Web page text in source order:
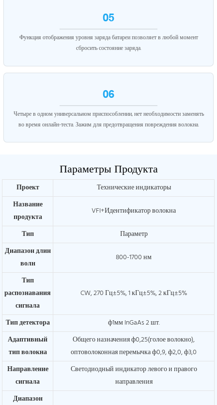
05
Функция отображения уровня заряда батареи позволяет в любой момент
сбросить состояние заряда.
06
Четыре в одном универсальном приспособлении, нет необходимости заменять
во время онлайн-теста. Зажим для предотвращения повреждения волокна.
Параметры Продукта
Проект
Технические индикаторы
Название
продукта
VFI+Идентификатор волокна
Тип
Параметр
Диапазон длин
волн
800-1700 нм
Тип
распознавания
сигнала
CW, 270 Гц±5%, 1 кГц±5%, 2 кГц±5%
Тип детектора
ф1мм InGaAs 2 шт.
Адаптивный
тип волокна
Общего назначения ф0,25(голое волокно),
оптоволоконная перемычка ф0,9, ф2,0, ф3,0
Направление
сигнала
Светодиодный индикатор левого и правого
направления
Диапазон